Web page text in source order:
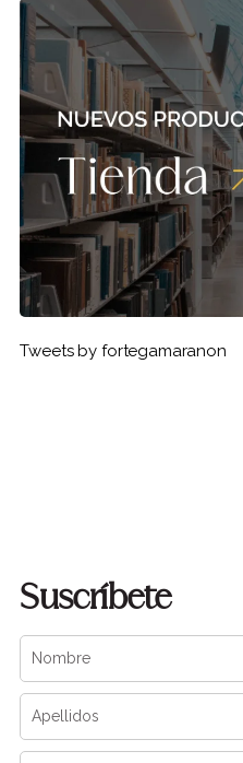
Tweets by fortegamaranon
Suscríbete